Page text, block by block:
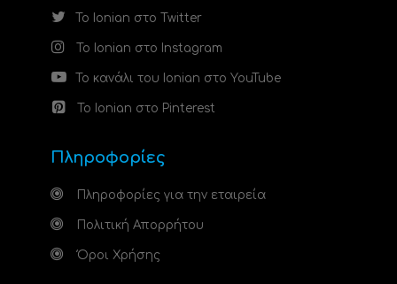
Το Ionian στο Twitter
Το Ionian στο Instagram
Το κανάλι του Ionian στο YouTube
Το Ionian στο Pinterest
Πληροφορίες
Πληροφορίες για την εταιρεία
Πολιτική Απορρήτου
Όροι Χρήσης